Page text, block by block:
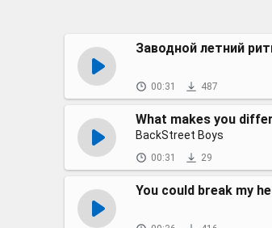
Заводной летний
00:31 487
What makes you
BackStreet Boys
00:31 29
You could break my